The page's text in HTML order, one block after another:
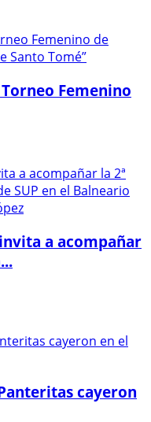
Femenino
a acompañar
cayeron